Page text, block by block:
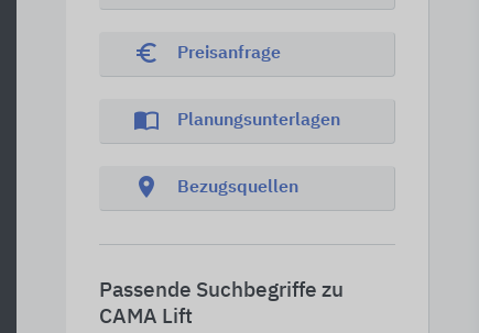
euro_symbol Preisanfrage
import_contacts Planungsunterlagen
location_on Bezugsquellen
Passende Suchbegriffe zu
CAMA Lift